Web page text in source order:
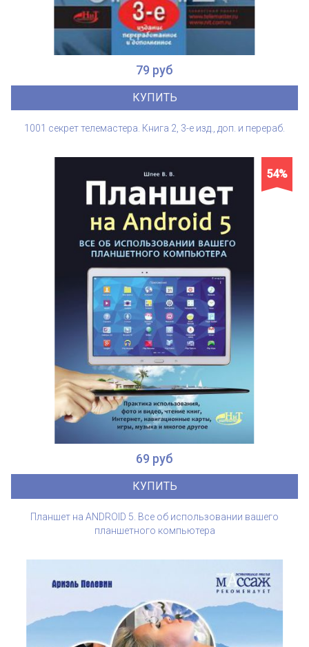
79 руб
КУПИТЬ
1001 секрет телемастера. Книга 2, 3-е изд., доп. и перераб.
54%
69 руб
КУПИТЬ
Планшет на ANDROID 5. Все об использовании вашего
планшетного компьютера